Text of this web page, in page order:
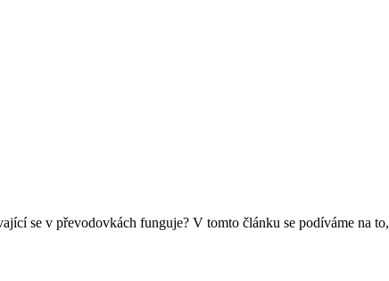
se v převodovkách funguje? V tomto článku se podíváme na to,